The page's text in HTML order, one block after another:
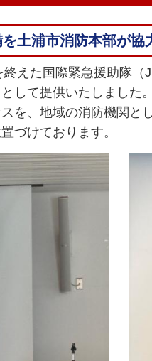
土浦市消防本部が協
えた国際緊急援助隊
して提供いたしました
を、地域の消防機関と
づけております。